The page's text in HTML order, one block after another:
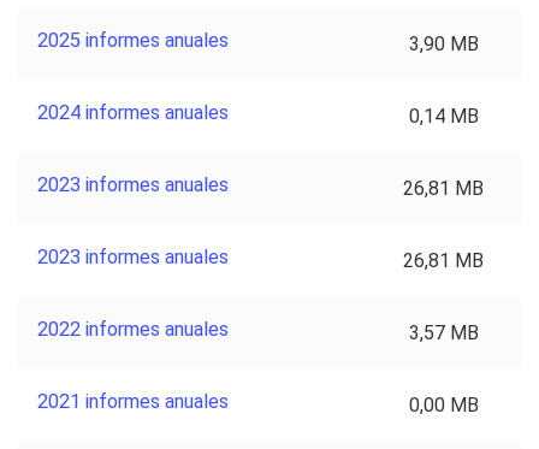
2025 informes anuales 3,90 MB
2024 informes anuales 0,14 MB
2023 informes anuales 26,81 MB
2023 informes anuales 26,81 MB
2022 informes anuales 3,57 MB
2021 informes anuales 0,00 MB